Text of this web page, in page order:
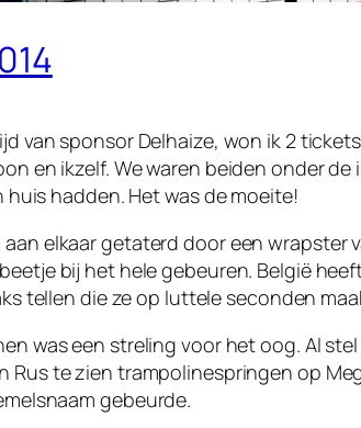
van sponsor Delhaize, won ik 2
en ikzelf. We waren beiden onder
huis hadden. Het was de moeite!
elkaar getaterd door een wrapster
bij het hele gebeuren. België
tellen die ze op luttele seconden
was een streling voor het oog. Al
Rus te zien trampolinespringen op
gebeurde.